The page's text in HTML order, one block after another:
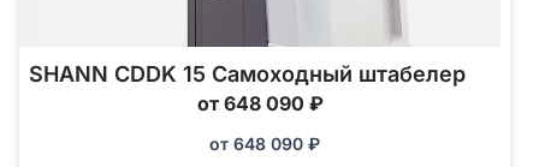
SHANN CDDK 15 Самоходный штабелер
от 648 090 ₽
от 648 090 ₽